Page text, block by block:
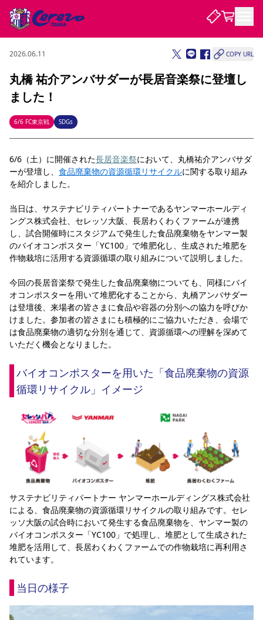
試合・チーム
試合について
試合日程 / 結果 順位表
チームについて
選手・スタッフ スケジュール メディア情報 アクセス レディース
アカデミー
ハナサカプレーヤー 歴代所属選手
観戦する
チケット
チケット情報 販売スケジュール 価格・席種 購入方法
シーズンシート
法人シーズンシート 福祉サービス
団体チケット
特定興行入場券 譲渡サービス リセールサービス
初めて観戦ガイド キッズ向けサービス グルメ マッチデープログラム
観戦マナー&ルール ビジターサポーター観戦ガイド 公式アプリ
スタジアム
DAZNで観戦
DAZNで観戦
アウェイツアー
よくある質問
クラブを知る
セレッソ大阪について
サポートする
パートナー企業募集中 セレッソ大阪VISAカード
サポートスタッフ
セレッソアイデアちょうだいな
応援商店街
Lise（ライセンスビジネス）
サステナビリティ
サステナビリティポリシー SDGsのゴール インパクトレポート
活動レポート SPORT POSITIVE LEAGUES 取り組み実績
スポーツクラブ
関連団体/施設
長居公園 セレッソフットサルパーク
セレッソ大阪アカデミー 子供のサッカースクール
大人のサッカースクール
その他スポーツクラブ
ファンクラブ
ファンクラブ
SAKURA SOCIO SAKURA POINT Program 招待券引換方法 先行入場
まいセレチケット
会員規定 婚姻届・出生届・命名書
ニュース
ニュース
すべて チーム グッズ チケット イベント ファンクラブ
ホームタウン
パートナー スポーツクラブ メディア 30周年
レディース
アカデミー
2026.06.11 COPY URL
丸橋 祐介アンバサダーが長居音楽祭に登壇し
ました！
6/6 FC東京戦 SDGs
6/6（土）に開催された長居音楽祭において、丸橋祐介アンバサダ
ーが登壇し、 食品廃棄物の資源循環リサイクルに関する取り組み
を紹介しました。
当日は、サステナビリティパートナーであるヤンマーホールディ
ングス株式会社、セレッソ大阪、長居わくわくファームが連携
し、試合開催時にスタジアムで発生した食品廃棄物をヤンマー製
のバイオコンポスター「YC100」で堆肥化し、生成された堆肥を
作物栽培に活用する資源循環の取り組みについて説明しました。
今回の長居音楽祭で発生した食品廃棄物についても、同様にバイ
オコンポスターを用いて堆肥化することから、丸橋アンバサダー
は登壇後、来場者の皆さまに食品や容器の分別への協力を呼びか
けました。参加者の皆さまにも積極的にご協力いただき、会場で
は食品廃棄物の適切な分別を通じて、資源循環への理解を深めて
いただく機会となりました。
バイオコンポスターを用いた「食品廃棄物の資源
循環リサイクル」イメージ
サステナビリティパートナー ヤンマーホールディングス株式会社
による、食品廃棄物の資源循環リサイクルの取り組みです。セレ
ッソ大阪の試合時において発生する食品廃棄物を、ヤンマー製の
バイオコンポスター「YC100」で処理し、堆肥として生成された
堆肥を活用して、長居わくわくファームでの作物栽培に再利用さ
れています。
当日の様子